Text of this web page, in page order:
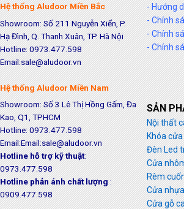
Hệ thống Aludoor Miền Bắc
Showroom: Số 211 Nguyễn Xiển, P.
Hạ Đình, Q. Thanh Xuân, TP. Hà Nội
Hotline: 0973.477.598
Email:sale@aludoor.vn
Hệ thống Aludoor Miền Nam
Showroom: Số 3 Lê Thị Hồng Gấm, Đa
Kao, Q1, TPHCM
Hotline: 0973.477.598
Email:Email:sale@aludoor.vn
Hotline hỗ trợ kỹ thuật:
0973.477.598
Hotline phản ánh chất lượng:
0909.477.598
- Hướng
- Chính
- Chính
- Chính
SẢN
Nội thất
Khóa
Đèn Led
Cửa
Rèm
Cửa
Cửa gỗ